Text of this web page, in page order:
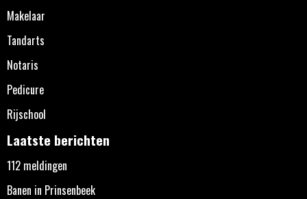
Makelaar
Tandarts
Notaris
Pedicure
Rijschool
Laatste berichten
112 meldingen
Banen in Prinsenbeek